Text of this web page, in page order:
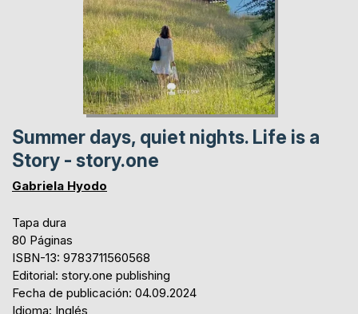
Summer days, quiet nights. Life is a
Story - story.one
Gabriela Hyodo
Tapa dura
80 Páginas
ISBN-13: 9783711560568
Editorial: story.one publishing
Fecha de publicación: 04.09.2024
Idioma: Inglés